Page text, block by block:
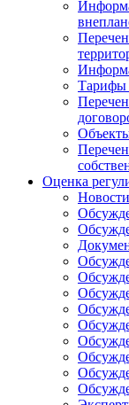
Тарифы
Оценка
Новости